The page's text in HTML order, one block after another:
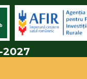
2027